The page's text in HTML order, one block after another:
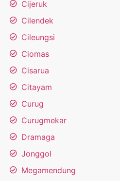
Cijeruk
Cilendek
Cileungsi
Ciomas
Cisarua
Citayam
Curug
Curugmekar
Dramaga
Jonggol
Megamendung